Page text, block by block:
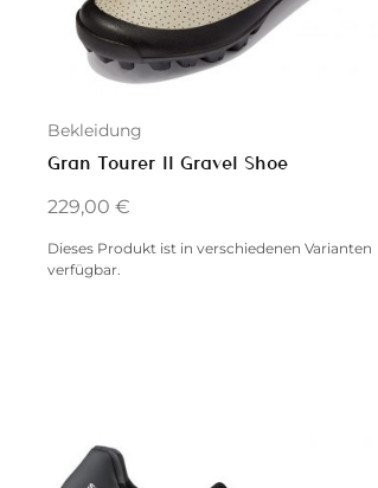
Bekleidung
Gran Tourer II Gravel Shoe
229,00 €
Dieses Produkt ist in verschiedenen Varianten
verfügbar.